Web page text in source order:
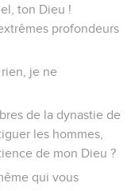
ton Dieu !
profondeurs
je ne
de la dynastie de
les hommes,
de mon Dieu ?
qui vous